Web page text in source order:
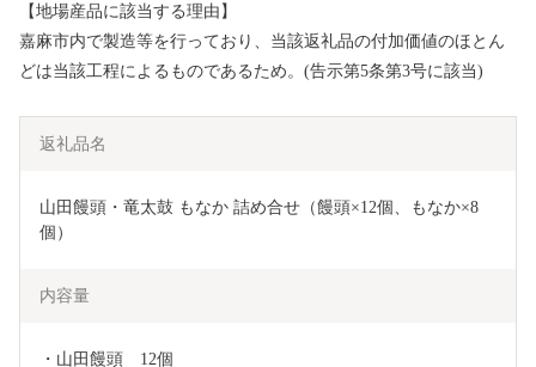
【地場産品に該当する理由】
嘉麻市内で製造等を行っており、当該返礼品の付加価値のほとん
どは当該工程によるものであるため。(告示第5条第3号に該当)
返礼品名
山田饅頭・竜太鼓 もなか 詰め合せ（饅頭×12個、もなか×8
個）
内容量
・山田饅頭　12個